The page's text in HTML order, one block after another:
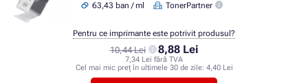
63,43 ban / ml
TonerPartner
10,44 Lei 8,88 Lei
7,34 Lei fără TVA
Cel mai mic preț în ultimele 30 de zile: 4,40 Lei
Pentru ce imprimante este potrivit produsul?